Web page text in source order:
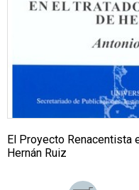
El Proyecto Renacentista
Hernán Ruiz